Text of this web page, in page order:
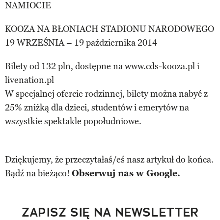
NAMIOCIE
KOOZA NA BŁONIACH STADIONU NARODOWEGO
19 WRZEŚNIA – 19 października 2014
Bilety od 132 pln, dostępne na www.cds-kooza.pl i
livenation.pl
W specjalnej ofercie rodzinnej, bilety można nabyć z
25% zniżką dla dzieci, studentów i emerytów na
wszystkie spektakle popołudniowe.
Dziękujemy, że przeczytałaś/eś nasz artykuł do końca.
Bądź na bieżąco! Obserwuj nas w Google.
ZAPISZ SIĘ NA NEWSLETTER